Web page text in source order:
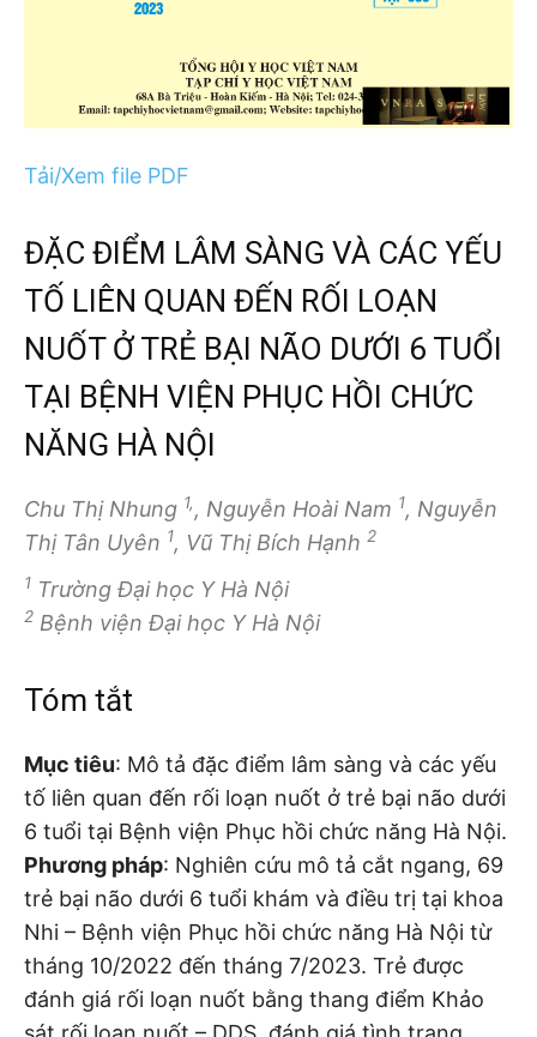
Tải/Xem file PDF
ĐẶC ĐIỂM LÂM SÀNG VÀ CÁC YẾU
TỐ LIÊN QUAN ĐẾN RỐI LOẠN
NUỐT Ở TRẺ BẠI NÃO DƯỚI 6 TUỔI
TẠI BỆNH VIỆN PHỤC HỒI CHỨC
NĂNG HÀ NỘI
Chu Thị Nhung 1,, Nguyễn Hoài Nam 1, Nguyễn
Thị Tân Uyên 1, Vũ Thị Bích Hạnh 2
1 Trường Đại học Y Hà Nội
2 Bệnh viện Đại học Y Hà Nội
Tóm tắt
Mục tiêu: Mô tả đặc điểm lâm sàng và các yếu
tố liên quan đến rối loạn nuốt ở trẻ bại não dưới
6 tuổi tại Bệnh viện Phục hồi chức năng Hà Nội.
Phương pháp: Nghiên cứu mô tả cắt ngang, 69
trẻ bại não dưới 6 tuổi khám và điều trị tại khoa
Nhi – Bệnh viện Phục hồi chức năng Hà Nội từ
tháng 10/2022 đến tháng 7/2023. Trẻ được
đánh giá rối loạn nuốt bằng thang điểm Khảo